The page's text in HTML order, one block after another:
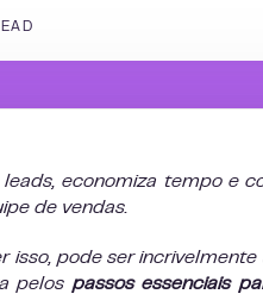
economiza tempo e
de vendas.
isso, pode ser
pelos passos essenciais